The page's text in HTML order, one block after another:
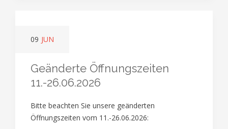
09 JUN
Geänderte Öffnungszeiten
11.-26.06.2026
Bitte beachten Sie unsere geänderten
Öffnungszeiten vom 11.-26.06.2026: